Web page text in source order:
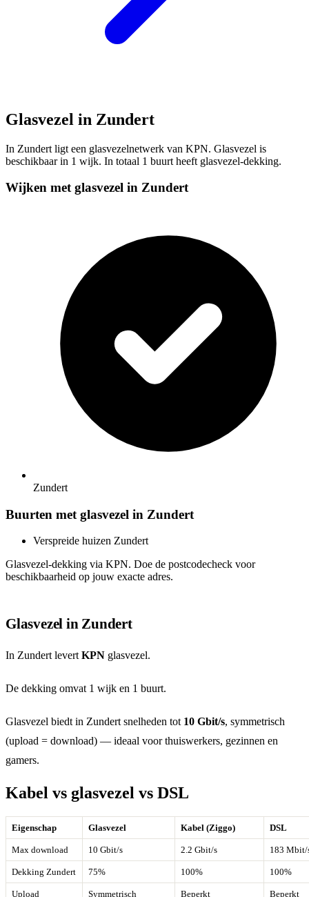
Glasvezel in Zundert
In Zundert ligt een glasvezelnetwerk van KPN. Glasvezel is
beschikbaar in 1 wijk. In totaal 1 buurt heeft glasvezel-dekking.
Wijken met glasvezel in Zundert
Zundert
Buurten met glasvezel in Zundert
Verspreide huizen Zundert
Glasvezel-dekking via KPN. Doe de postcodecheck voor
beschikbaarheid op jouw exacte adres.
Glasvezel in Zundert
In Zundert levert KPN glasvezel.
De dekking omvat 1 wijk en 1 buurt.
Glasvezel biedt in Zundert snelheden tot 10 Gbit/s, symmetrisch
(upload = download) — ideaal voor thuiswerkers, gezinnen en
gamers.
Kabel vs glasvezel vs DSL
Eigenschap Glasvezel Kabel (Ziggo) DSL
Max download 10 Gbit/s 2.2 Gbit/s 183 Mbit/
Dekking Zundert 75% 100% 100%
Upload Symmetrisch Beperkt Beperkt